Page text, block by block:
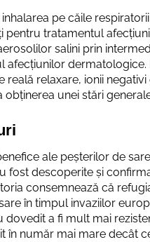
inhalarea pe căile
pentru tratamentul
salini prin
afecțiunilor dermatologice.
reală relaxare, ionii
obținerea unei stări
ale peșterilor de
fost descoperite și
consemnează că
în timpul invaziilor
dovedit a fi mult mai
în număr mai mare decât